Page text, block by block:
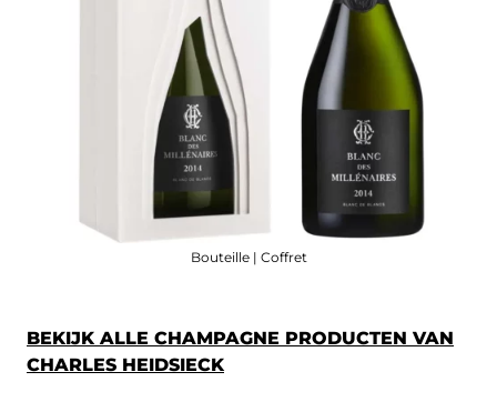
Bouteille | Coffret
BEKIJK ALLE CHAMPAGNE PRODUCTEN VAN
CHARLES HEIDSIECK